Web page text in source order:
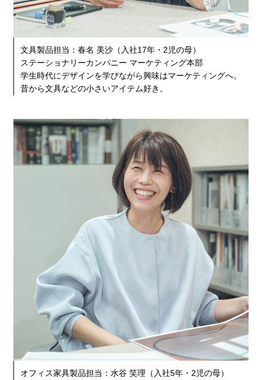
文具製品担当：春名 美沙（入社17年・2児の母）
ステーショナリーカンパニー マーケティング本部
学生時代にデザインを学びながら興味はマーケティングへ。
昔から文具などの小さいアイテム好き。
オフィス家具製品担当：水谷 笑理（入社5年・2児の母）